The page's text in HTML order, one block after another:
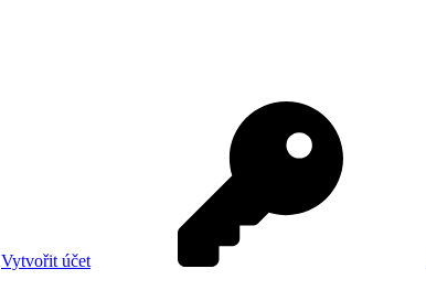
Vytvořit účet